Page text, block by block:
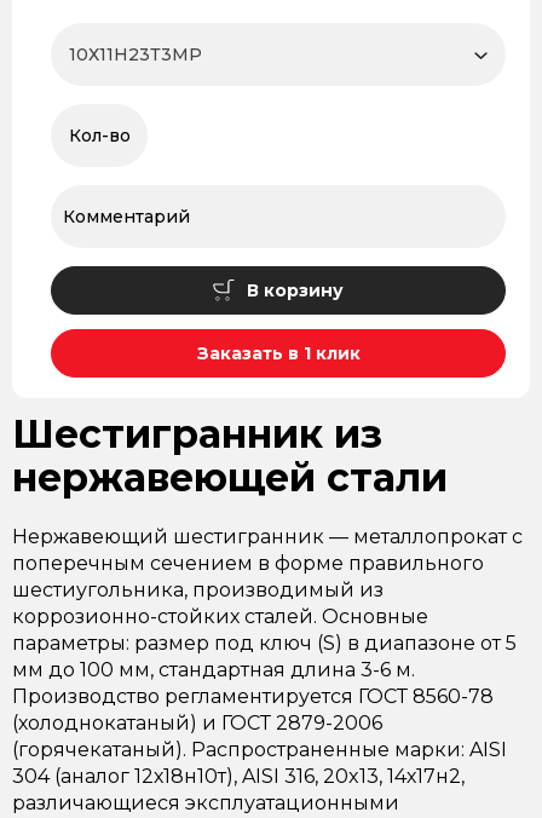
В корзину
Заказать в 1 клик
Шестигранник из
нержавеющей стали
Нержавеющий шестигранник — металлопрокат с
поперечным сечением в форме правильного
шестиугольника, производимый из
коррозионно-стойких сталей. Основные
параметры: размер под ключ (S) в диапазоне от 5
мм до 100 мм, стандартная длина 3-6 м.
Производство регламентируется ГОСТ 8560-78
(холоднокатаный) и ГОСТ 2879-2006
(горячекатаный). Распространенные марки: AISI
304 (аналог 12х18н10т), AISI 316, 20x13, 14х17н2,
различающиеся эксплуатационными